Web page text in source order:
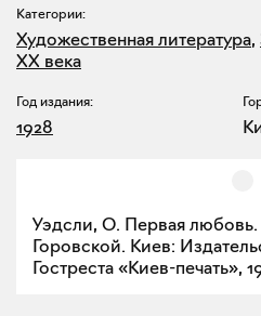
Категории:
Художественная литература,
XX века
Год издания:
1928
Уэдсли, О. Первая
Горовской. Киев:
Гостреста «Киев-печать»,